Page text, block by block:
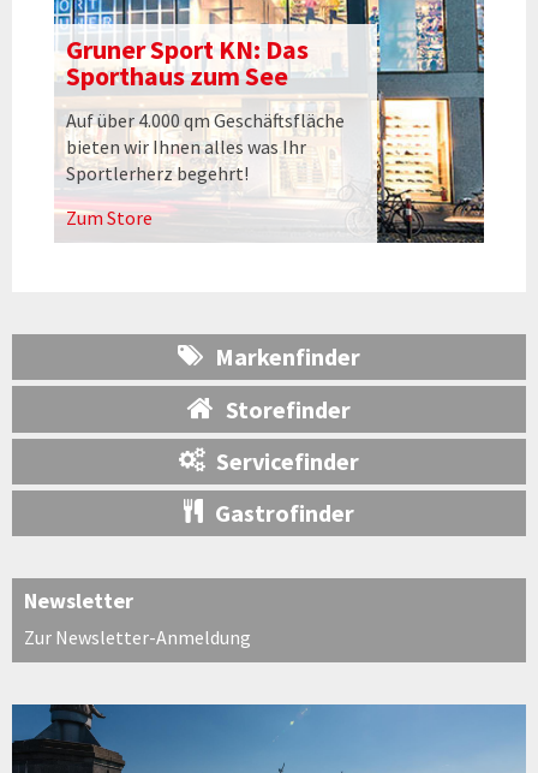
Gruner Sport KN: Das
Sporthaus zum See
Auf über 4.000 qm Geschäftsfläche
bieten wir Ihnen alles was Ihr
Sportlerherz begehrt!
Zum Store
Markenfinder
Storefinder
Servicefinder
Gastrofinder
Newsletter
Zur Newsletter-Anmeldung